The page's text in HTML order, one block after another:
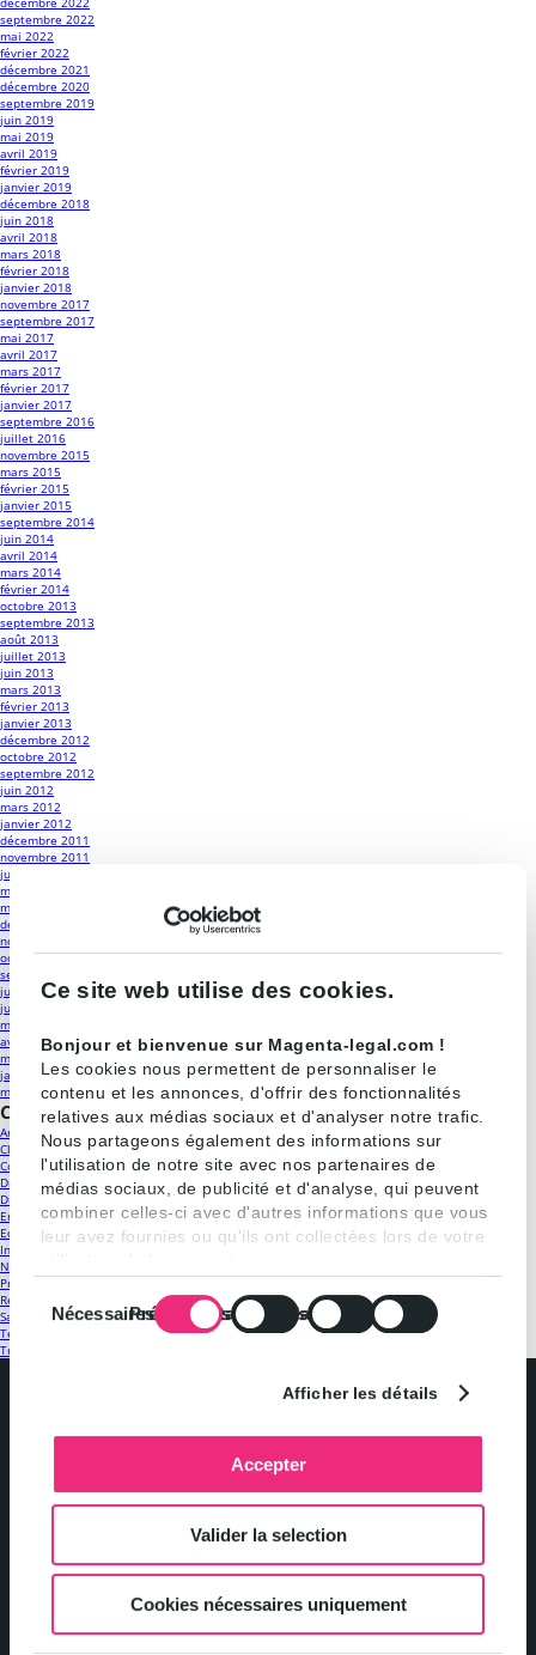
Ce site web utilise des cookies.
Bonjour et bienvenue sur Magenta-legal.com !
Les cookies nous permettent de personnaliser le
contenu et les annonces, d'offrir des fonctionnalités
relatives aux médias sociaux et d'analyser notre trafic.
Nous partageons également des informations sur
l'utilisation de notre site avec nos partenaires de
médias sociaux, de publicité et d'analyse, qui peuvent
combiner celles-ci avec d'autres informations que vous
leur avez fournies ou qu'ils ont collectées lors de votre
NécessairesPréférencesStatistiquesMarketing
Afficher les détails
Accepter
Valider la selection
Cookies nécessaires uniquement
septembre 2022
mai 2022
février 2022
décembre 2021
décembre 2020
septembre 2019
juin 2019
mai 2019
avril 2019
février 2019
janvier 2019
décembre 2018
juin 2018
avril 2018
mars 2018
février 2018
janvier 2018
novembre 2017
septembre 2017
mai 2017
avril 2017
mars 2017
février 2017
janvier 2017
septembre 2016
juillet 2016
novembre 2015
mars 2015
février 2015
janvier 2015
septembre 2014
juin 2014
avril 2014
mars 2014
février 2014
octobre 2013
septembre 2013
août 2013
juillet 2013
juin 2013
mars 2013
février 2013
janvier 2013
décembre 2012
octobre 2012
septembre 2012
juin 2012
mars 2012
janvier 2012
décembre 2011
novembre 2011
juin 2011
mai 2011
mars 2011
décembre 2010
novembre 2010
octobre 2010
septembre 2010
juillet 2010
juin 2010
mai 2010
avril 2010
mars 2010
janvier 2010
mars 2009
Catégories
Antitrust(18)
Classements(19)
Contrôle des concentrations(25)
Droit de la distribution et contrats commerciaux(23)
Droit public (13)
Energie(12)
Equipe
(18)
Internet et nouvelles technologies
Non classé
Presse
Regulatory
Santé
Télécoms
Transport
Politique de confidentialité et gestion des cookies
Mentions légales
Contact